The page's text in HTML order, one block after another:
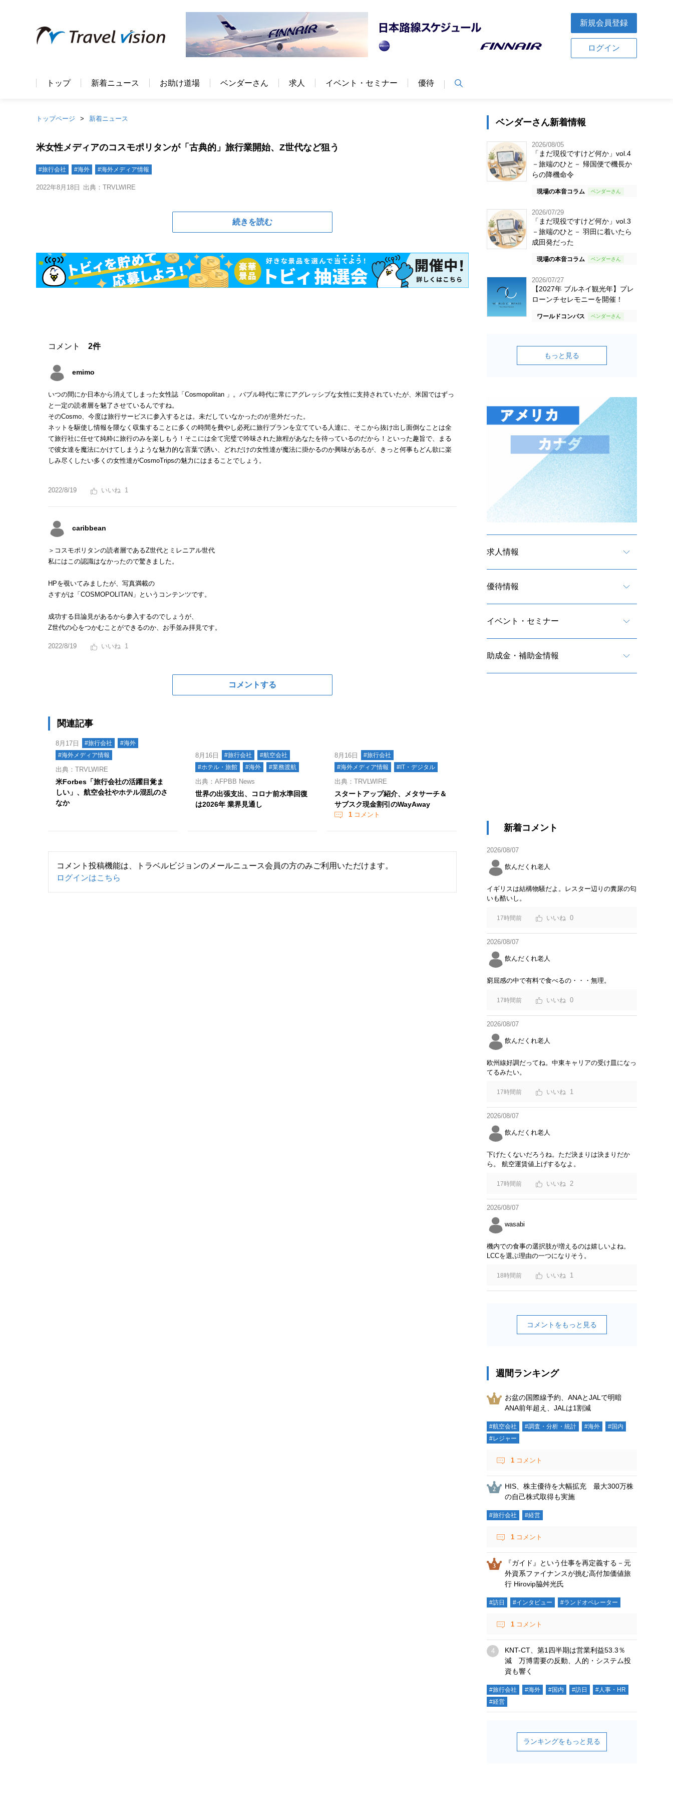
新規会員登録
ログイン
トップ 新着ニュース お助け道場 ベンダーさん 求人 イベント・セミナー 優待
トップページ 新着ニュース
米女性メディアのコスモポリタンが「古典的」旅行業開始、Z世代など狙う
#旅行会社 #海外 #海外メディア情報
2022年8月18日 出典：TRVLWIRE
続きを読む
コメント 2件
emimo
いつの間にか日本から消えてしまった女性誌「Cosmopolitan 」。バブル時代に常にアグレッシブな女性に支持されていたが、米国ではずっ
と一定の読者層を魅了させているんですね。
そのCosmo、今度は旅行サービスに参入するとは。未だしていなかったのが意外だった。
ネットを駆使し情報を隈なく収集することに多くの時間を費やし必死に旅行プランを立てている人達に、そこから抜け出し面倒なことは全
て旅行社に任せて純粋に旅行のみを楽しもう！そこには全て完璧で吟味された旅程があなたを待っているのだから！といった趣旨で、まる
で彼女達を魔法にかけてしまうような魅力的な言葉で誘い、どれだけの女性達が魔法に掛かるのか興味があるが、きっと何事もどん欲に楽
しみ尽くしたい多くの女性達がCosmoTripsの魅力にはまることでしょう。
2022/8/19 1
caribbean
＞コスモポリタンの読者層であるZ世代とミレニアル世代
私にはこの認識はなかったので驚きました。
HPを覗いてみましたが、写真満載の
さすがは「COSMOPOLITAN」というコンテンツです。
成功する目論見があるから参入するのでしょうが、
Z世代の心をつかむことができるのか、お手並み拝見です。
2022/8/19 1
コメントする
関連記事
8月17日 #旅行会社
#海外
#海外メディア情報
出典：TRVLWIRE
米Forbes「旅行会社の活躍目覚ま
しい」、航空会社やホテル混乱のさ
なか
8月16日 #旅行会社
#航空会社
#ホテル・旅館
#海外 #業務渡航
出典：AFPBB News
世界の出張支出、コロナ前水準回復
は2026年 業界見通し
8月16日
#旅行会社
#海外メディア情報
#IT・デジタル
出典：TRVLWIRE
スタートアップ紹介、メタサーチ＆
サブスク現金割引のWayAway
1 コメント
コメント投稿機能は、トラベルビジョンのメールニュース会員の方のみご利用いただけます。
ログインはこちら
ベンダーさん新着情報
2026/08/05
「まだ現役ですけど何か」vol.4
－旅端のひと－ 帰国便で機長か
らの降機命令
現場の本音コラム
2026/07/29
「まだ現役ですけど何か」vol.3
－旅端のひと－ 羽田に着いたら
成田発だった
現場の本音コラム
2026/07/27
【2027年 ブルネイ観光年】プレ
ローンチセレモニーを開催！
ワールドコンパス
もっと見る
求人情報
優待情報
イベント・セミナー
助成金・補助金情報
新着コメント
2026/08/07
飲んだくれ老人
イギリスは結構物騒だよ。レスター辺りの糞尿の匂
いも酷いし。
17時間前 0
2026/08/07
飲んだくれ老人
窮屈感の中で有料で食べるの・・・無理。
17時間前 0
2026/08/07
飲んだくれ老人
欧州線好調だってね。中東キャリアの受け皿になっ
てるみたい。
17時間前 1
2026/08/07
飲んだくれ老人
下げたくないだろうね。ただ決まりは決まりだか
ら。 航空運賃値上げするなよ。
17時間前 2
2026/08/07
wasabi
機内での食事の選択肢が増えるのは嬉しいよね。
LCCを選ぶ理由の一つになりそう。
18時間前 1
コメントをもっと見る
週間ランキング
お盆の国際線予約、ANAとJALで明暗
ANA前年超え、JALは1割減
#航空会社 #調査・分析・統計 #海外
#国内
#レジャー
1 コメント
HIS、株主優待を大幅拡充 最大300万株
の自己株式取得も実施
#旅行会社 #経営
1 コメント
『ガイド』という仕事を再定義する－元
外資系ファイナンスが挑む高付加価値旅
行 Hirovip脇舛光氏
#訪日 #インタビュー #ランドオペレーター
1 コメント
KNT-CT、第1四半期は営業利益53.3％
減 万博需要の反動、人的・システム投
資も響く
#旅行会社 #海外 #国内 #訪日
#人事・HR
#経営